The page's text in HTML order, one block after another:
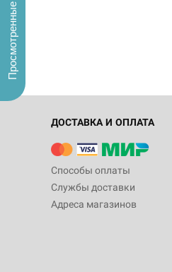
ДОСТАВКА И ОПЛАТА
Способы оплаты
Службы доставки
Адреса магазинов
Просмотренные